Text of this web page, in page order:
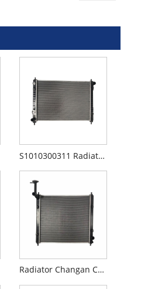
S1010300311 Radiator Changan CS35
Radiator Changan CX70 R103117-0700